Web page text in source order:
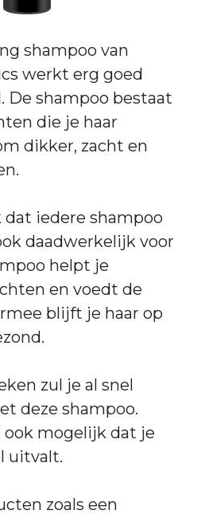
shampoo van
werkt erg goed
De shampoo bestaat
die je haar
dikker, zacht en
iedere shampoo
daadwerkelijk voor
helpt je
en voedt de
blijft je haar op
zul je al snel
deze shampoo.
ook mogelijk dat je
uitvalt.
zoals een